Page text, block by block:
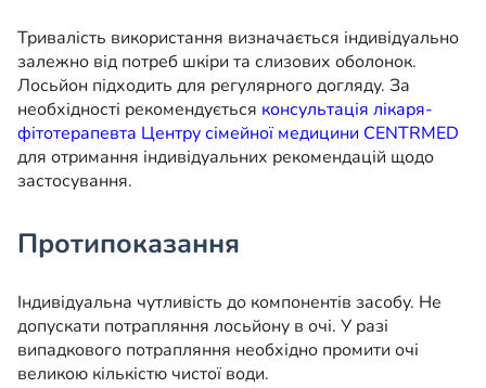
Тривалість використання визначається індивідуально
залежно від потреб шкіри та слизових оболонок.
Лосьйон підходить для регулярного догляду. За
необхідності рекомендується консультація лікаря-
фітотерапевта Центру сімейної медицини CENTRMED
для отримання індивідуальних рекомендацій щодо
застосування.
Протипоказання
Індивідуальна чутливість до компонентів засобу. Не
допускати потрапляння лосьйону в очі. У разі
випадкового потрапляння необхідно промити очі
великою кількістю чистої води.